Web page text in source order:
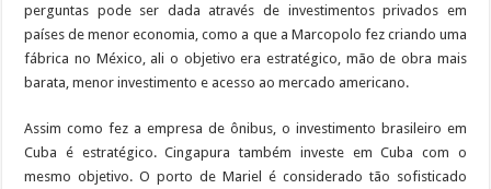
perguntas pode ser dada através de investimentos privados em
países de menor economia, como a que a Marcopolo fez criando uma
fábrica no México, ali o objetivo era estratégico, mão de obra mais
barata, menor investimento e acesso ao mercado americano.
Assim como fez a empresa de ônibus, o investimento brasileiro em
Cuba é estratégico. Cingapura também investe em Cuba com o
mesmo objetivo. O porto de Mariel é considerado tão sofisticado